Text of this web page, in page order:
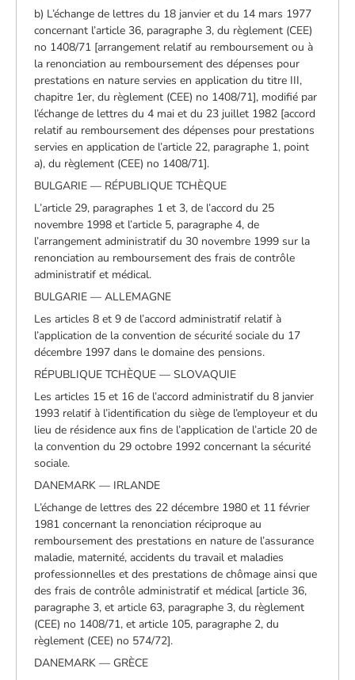
b) L’échange de lettres du 18 janvier et du 14 mars 1977
concernant l’article 36, paragraphe 3, du règlement (CEE)
no 1408/71 [arrangement relatif au remboursement ou à
la renonciation au remboursement des dépenses pour
prestations en nature servies en application du titre III,
chapitre 1er, du règlement (CEE) no 1408/71], modifié par
l’échange de lettres du 4 mai et du 23 juillet 1982 [accord
relatif au remboursement des dépenses pour prestations
servies en application de l’article 22, paragraphe 1, point
a), du règlement (CEE) no 1408/71].
BULGARIE — RÉPUBLIQUE TCHÈQUE
L’article 29, paragraphes 1 et 3, de l’accord du 25
novembre 1998 et l’article 5, paragraphe 4, de
l’arrangement administratif du 30 novembre 1999 sur la
renonciation au remboursement des frais de contrôle
administratif et médical.
BULGARIE — ALLEMAGNE
Les articles 8 et 9 de l’accord administratif relatif à
l’application de la convention de sécurité sociale du 17
décembre 1997 dans le domaine des pensions.
RÉPUBLIQUE TCHÈQUE — SLOVAQUIE
Les articles 15 et 16 de l’accord administratif du 8 janvier
1993 relatif à l’identification du siège de l’employeur et du
lieu de résidence aux fins de l’application de l’article 20 de
la convention du 29 octobre 1992 concernant la sécurité
sociale.
DANEMARK — IRLANDE
L’échange de lettres des 22 décembre 1980 et 11 février
1981 concernant la renonciation réciproque au
remboursement des prestations en nature de l’assurance
maladie, maternité, accidents du travail et maladies
professionnelles et des prestations de chômage ainsi que
des frais de contrôle administratif et médical [article 36,
paragraphe 3, et article 63, paragraphe 3, du règlement
(CEE) no 1408/71, et article 105, paragraphe 2, du
règlement (CEE) no 574/72].
DANEMARK — GRÈCE